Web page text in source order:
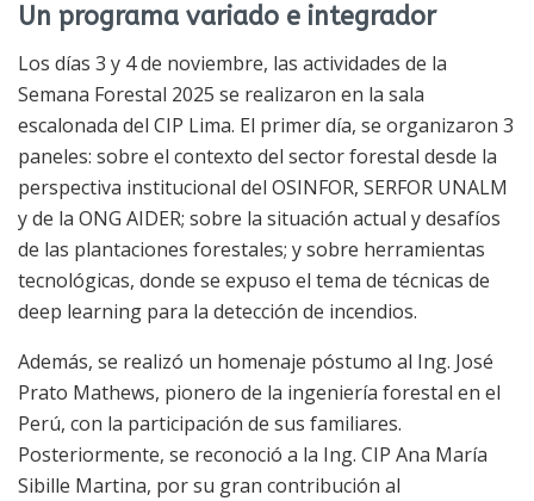
Un programa variado e integrador
Los días 3 y 4 de noviembre, las actividades de la
Semana Forestal 2025 se realizaron en la sala
escalonada del CIP Lima. El primer día, se organizaron 3
paneles: sobre el contexto del sector forestal desde la
perspectiva institucional del OSINFOR, SERFOR UNALM
y de la ONG AIDER; sobre la situación actual y desafíos
de las plantaciones forestales; y sobre herramientas
tecnológicas, donde se expuso el tema de técnicas de
deep learning para la detección de incendios.
Además, se realizó un homenaje póstumo al Ing. José
Prato Mathews, pionero de la ingeniería forestal en el
Perú, con la participación de sus familiares.
Posteriormente, se reconoció a la Ing. CIP Ana María
Sibille Martina, por su gran contribución al